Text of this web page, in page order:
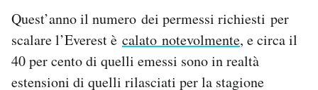
Quest’anno il numero dei permessi richiesti per
scalare l’Everest è calato notevolmente, e circa il
40 per cento di quelli emessi sono in realtà
estensioni di quelli rilasciati per la stagione